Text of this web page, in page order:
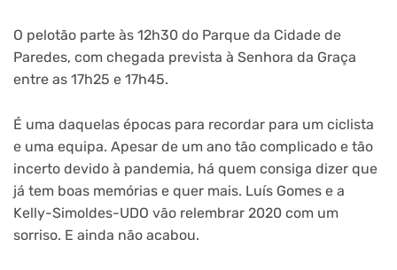
O pelotão parte às 12h30 do Parque da Cidade de
Paredes, com chegada prevista à Senhora da Graça
entre as 17h25 e 17h45.
É uma daquelas épocas para recordar para um ciclista
e uma equipa. Apesar de um ano tão complicado e tão
incerto devido à pandemia, há quem consiga dizer que
já tem boas memórias e quer mais. Luís Gomes e a
Kelly-Simoldes-UDO vão relembrar 2020 com um
sorriso. E ainda não acabou.